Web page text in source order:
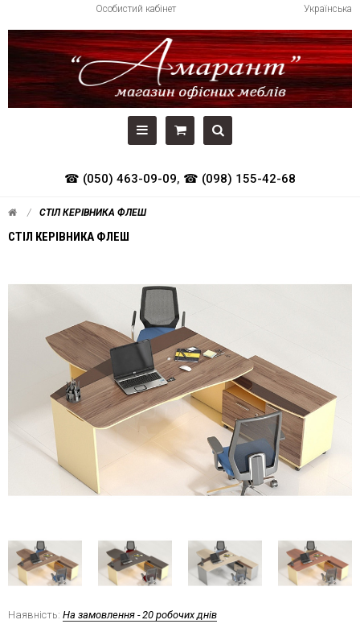
Українська
Особистий кабінет
☎ (050) 463-09-09, ☎ (098) 155-42-68
СТІЛ КЕРІВНИКА ФЛЕШ
СТІЛ КЕРІВНИКА ФЛЕШ
Наявність: На замовлення - 20 робочих днів